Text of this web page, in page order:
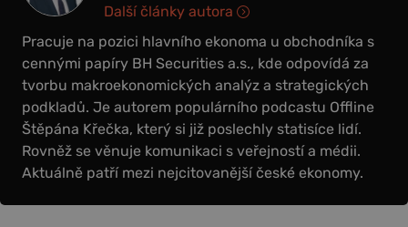
Pracuje na pozici hlavního ekonoma u obchodníka s
cennými papíry BH Securities a.s., kde odpovídá za
tvorbu makroekonomických analýz a strategických
podkladů. Je autorem populárního podcastu Offline
Štěpána Křečka, který si již poslechly statisíce lidí.
Rovněž se věnuje komunikaci s veřejností a médii.
Aktuálně patří mezi nejcitovanější české ekonomy.
Další články autora